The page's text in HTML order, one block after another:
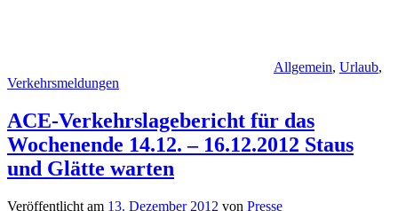
Allgemein, Urlaub,
Verkehrsmeldungen
ACE-Verkehrslagebericht für das
Wochenende 14.12. – 16.12.2012 Staus
und Glätte warten
Veröffentlicht am 13. Dezember 2012 von Presse